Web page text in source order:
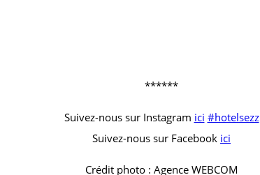
******
Suivez-nous sur Instagram ici #hotelsezz
Suivez-nous sur Facebook ici
Crédit photo : Agence WEBCOM